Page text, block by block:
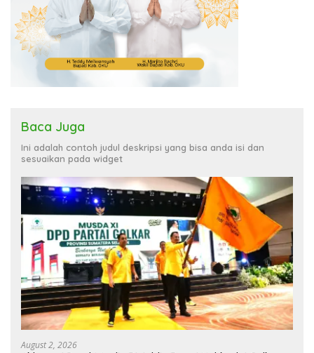
Baca Juga
Ini adalah contoh judul deskripsi yang bisa anda isi dan
sesuaikan pada widget
August 2, 2026